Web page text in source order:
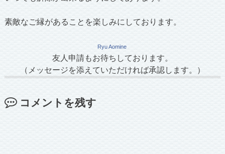
素敵なご縁があることを楽しみにしております。
Ryu Aomine
友人申請もお待ちしております。
（メッセージを添えていただければ承認します。）
コメントを残す